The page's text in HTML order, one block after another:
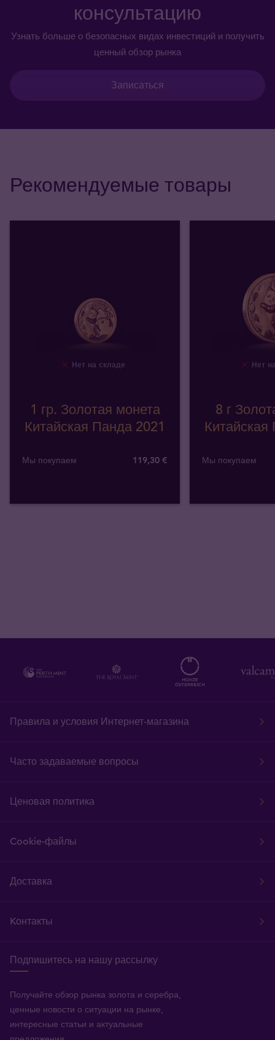
консультацию
Узнать больше о безопасных видах инвестиций и получить
ценный обзор рынка
Записаться
Рекомендуемые товары
Нет на складе
1 гр. Золотая монета
Китайская Панда 2021
Мы покупаем 119,30 €
Нет
8 г
Мы покупаем
Правила и условия Интернет-магазина
Часто задаваемые вопросы
Ценовая политика
Cookie-файлы
Доставка
Kонтакты
Подпишитесь на нашу рассылку
Получайте обзор рынка золота и серебра,
ценные новости о ситуации на рынке,
интересные статьи и актуальные